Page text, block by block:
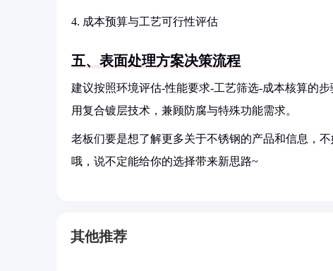
4. 成本预算与工艺可行性评估
五、表面处理方案决策流程
建议按照环境评估-性能要求-工艺筛选-成本核算的
用复合镀层技术，兼顾防腐与特殊功能需求。
老板们要是想了解更多关于不锈钢的产品和信息，
哦，说不定能给你的选择带来新思路~
其他推荐